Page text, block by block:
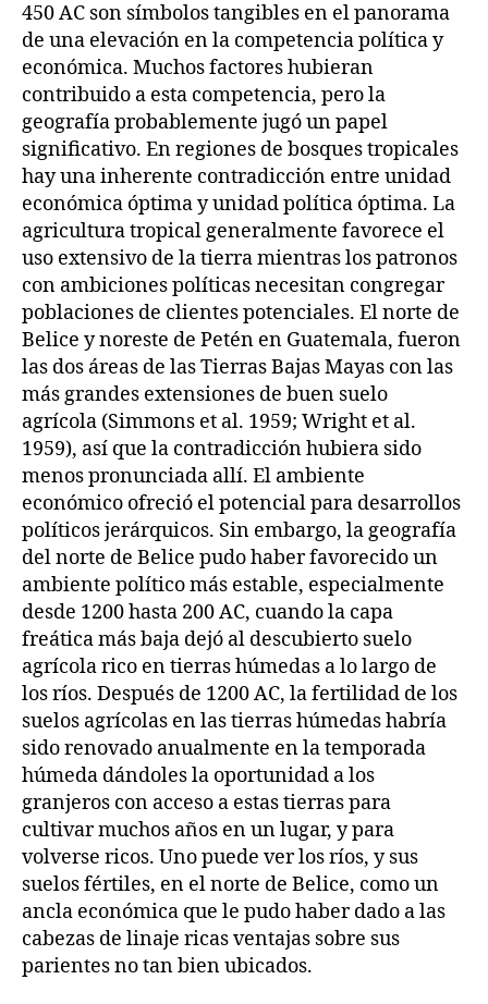
450 AC son símbolos tangibles en el panorama
de una elevación en la competencia política y
económica. Muchos factores hubieran
contribuido a esta competencia, pero la
geografía probablemente jugó un papel
significativo. En regiones de bosques tropicales
hay una inherente contradicción entre unidad
económica óptima y unidad política óptima. La
agricultura tropical generalmente favorece el
uso extensivo de la tierra mientras los patronos
con ambiciones políticas necesitan congregar
poblaciones de clientes potenciales. El norte de
Belice y noreste de Petén en Guatemala, fueron
las dos áreas de las Tierras Bajas Mayas con las
más grandes extensiones de buen suelo
agrícola (Simmons et al. 1959; Wright et al.
1959), así que la contradicción hubiera sido
menos pronunciada allí. El ambiente
económico ofreció el potencial para desarrollos
políticos jerárquicos. Sin embargo, la geografía
del norte de Belice pudo haber favorecido un
ambiente político más estable, especialmente
desde 1200 hasta 200 AC, cuando la capa
freática más baja dejó al descubierto suelo
agrícola rico en tierras húmedas a lo largo de
los ríos. Después de 1200 AC, la fertilidad de los
suelos agrícolas en las tierras húmedas habría
sido renovado anualmente en la temporada
húmeda dándoles la oportunidad a los
granjeros con acceso a estas tierras para
cultivar muchos años en un lugar, y para
volverse ricos. Uno puede ver los ríos, y sus
suelos fértiles, en el norte de Belice, como un
ancla económica que le pudo haber dado a las
cabezas de linaje ricas ventajas sobre sus
parientes no tan bien ubicados.